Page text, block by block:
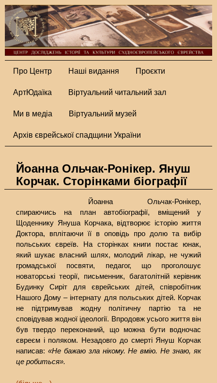
Про Центр Наші видання Проєкти
АртЮдаїка Віртуальний читальний зал
Ми в медіа Віртуальний музей
Архів єврейської спадщини України
Йоанна Ольчак-Ронікер. Януш
Корчак. Сторінками біографії
Йоанна Ольчак-Ронікер,
спираючись на план автобіографії, вміщений у
Щоденнику Януша Корчака, відтворює історію життя
Доктора, вплітаючи її в оповідь про долю та вибір
польських євреїв. На сторінках книги постає юнак,
який шукає власний шлях, молодий лікар, не чужий
громадської посвяти, педагог, що проголошує
новаторські теорії, письменник, багатолітній керівник
Будинку Сиріт для єврейських дітей, співробітник
Нашого Дому – інтернату для польських дітей. Корчак
не підтримував жодну політичну партію та не
сповідував жодної ідеології. Впродовж усього життя він
був твердо переконаний, що можна бути водночас
євреєм і поляком. Незадовго до смерті Януш Корчак
написав: «Не бажаю зла нікому. Не вмію. Не знаю, як
це робиться».